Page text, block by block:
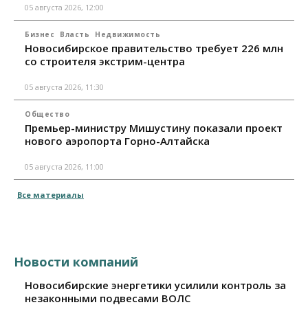
05 августа 2026, 12:00
Бизнес Власть Недвижимость
Новосибирское правительство требует 226 млн
со строителя экстрим-центра
05 августа 2026, 11:30
Общество
Премьер-министру Мишустину показали проект
нового аэропорта Горно-Алтайска
05 августа 2026, 11:00
Все материалы
Новости компаний
Новосибирские энергетики усилили контроль за
незаконными подвесами ВОЛС